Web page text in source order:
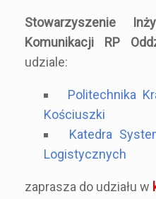
Stowarzyszenie
Komunikacji RP
udziale:
Politechnika
Kościuszki
Katedra
Logistycznych
zaprasza do udziału w